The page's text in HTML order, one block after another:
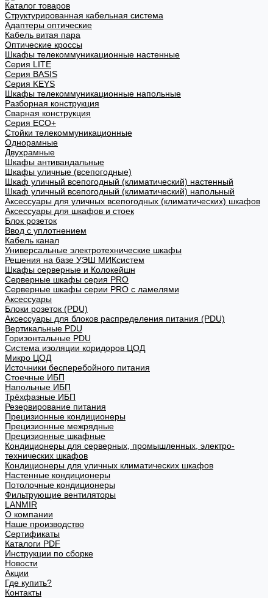
Каталог товаров
Структурированная кабельная система
Адаптеры оптические
Кабель витая пара
Оптические кроссы
Шкафы телекоммуникационные настенные
Cерия LITE
Cерия BASIS
Cерия KEYS
Шкафы телекоммуникационные напольные
Разборная конструкция
Сварная конструкция
Серия ECO+
Стойки телекоммуникационные
Однорамные
Двухрамные
Шкафы антивандальные
Шкафы уличные (всепогодные)
Шкаф уличный всепогодный (климатический) настенный
Шкаф уличный всепогодный (климатический) напольный
Аксессуары для уличных всепогодных (климатических) шкафов
Аксессуары для шкафов и стоек
Блок розеток
Ввод с уплотнением
Кабель канал
Универсальные электротехнические шкафы
Решения на базе УЭШ МИКсистем
Шкафы серверные и Колокейшн
Серверные шкафы серия PRO
Серверные шкафы серии PRO с ламелями
Аксессуары
Блоки розеток (PDU)
Аксессуары для блоков распределения питания (PDU)
Вертикальные PDU
Горизонтальные PDU
Система изоляции коридоров ЦОД
Микро ЦОД
Источники бесперебойного питания
Стоечные ИБП
Напольные ИБП
Трёхфазные ИБП
Резервирование питания
Прецизионные кондиционеры
Прецизионные межрядные
Прецизионные шкафные
Кондиционеры для серверных, промышленных, электро-
технических шкафов
Кондиционеры для уличных климатических шкафов
Настенные кондиционеры
Потолочные кондиционеры
Фильтрующие вентиляторы
LANMIR
О компании
Наше производство
Сертификаты
Каталоги PDF
Инструкции по сборке
Новости
Акции
Где купить?
Контакты